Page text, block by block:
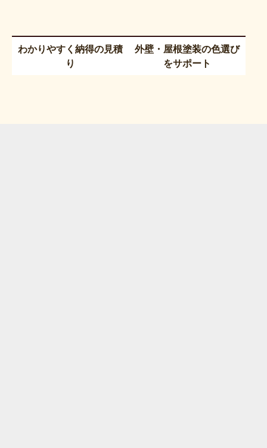
わかりやすく納得の見積
り
外壁・屋根塗装の色選び
をサポート